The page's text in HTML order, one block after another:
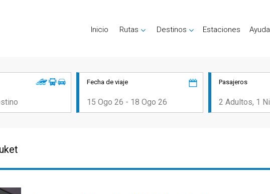
Inicio Rutas Destinos Estaciones Ayuda
Fecha de viaje Pasajeros